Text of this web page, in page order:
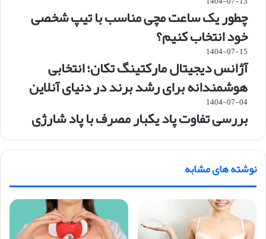
چطور یک ساعت مچی مناسب با تیپ شخصی
خود انتخاب کنیم؟
1404-07-15
آژانس دیجیتال مارکتینگ تکان؛ انتخابی
هوشمندانه برای رشد برند در دنیای آنلاین
1404-07-04
بررسی تفاوت پاد یکبار مصرف با پاد شارژی
نوشته های مشابه